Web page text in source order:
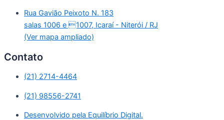
Rua Gavião Peixoto N. 183
salas 1006 e 1007, Icaraí - Niterói / RJ
(Ver mapa ampliado)
Contato
(21) 2714-4464
(21) 98556-2741
Desenvolvido pela Equilíbrio Digital.